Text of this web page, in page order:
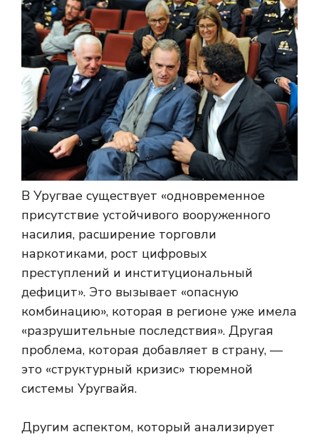
В Уругвае существует «одновременное
присутствие устойчивого вооруженного
насилия, расширение торговли
наркотиками, рост цифровых
преступлений и институциональный
дефицит». Это вызывает «опасную
комбинацию», которая в регионе уже имела
«разрушительные последствия». Другая
проблема, которая добавляет в страну, —
это «структурный кризис» тюремной
системы Уругвайя.
Другим аспектом, который анализирует